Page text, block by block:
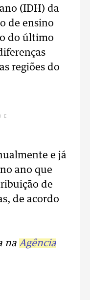
(IDH) da
de ensino
do último
regiões do
e já
ano que
de
de acordo
na Agência